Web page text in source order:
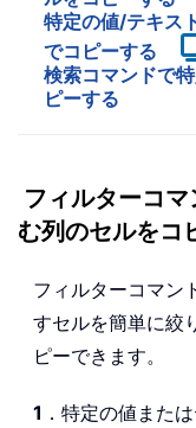
特定の値/テキス
でコピーする
検索コマンドで
ピーする
フィルターコ
む列のセルをコ
フィルターコマン
すセルを簡単に絞
ピーできます。
1 ．特定の値また